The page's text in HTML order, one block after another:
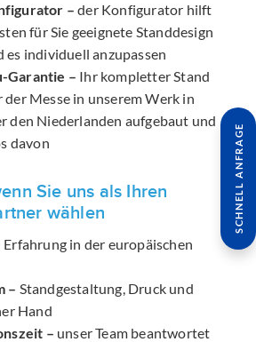
– der Konfigurator hilft
für Sie geeignete Standdesign
es individuell anzupassen
Garantie – Ihr kompletter Stand
Messe in unserem Werk in
den Niederlanden aufgebaut und
davon
Sie uns als Ihren
wählen
Erfahrung in der europäischen
– Standgestaltung, Druck und
Hand
– unser Team beantwortet
SCHNELL ANFRAGE